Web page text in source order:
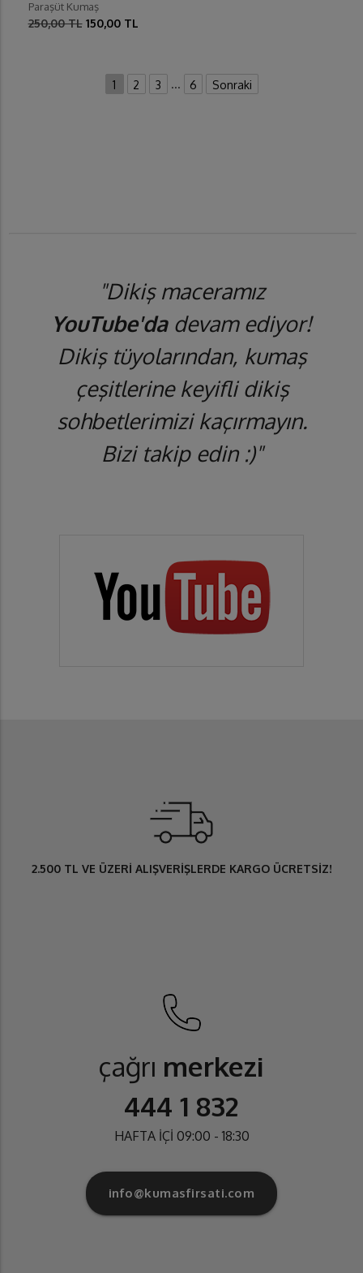
Paraşüt Kumaş
250,00 TL 150,00 TL
1 2 3 ... 6 Sonraki
"Dikiş maceramız
YouTube'dadevam ediyor!
Dikiş tüyolarından, kumaş
çeşitlerine keyifli dikiş
sohbetlerimizi kaçırmayın.
Bizi takip edin :)"
2.500 TL VE ÜZERİ ALIŞVERİŞLERDE KARGO ÜCRETSİZ!
çağrı merkezi
444 1 832
HAFTA İÇİ 09:00 - 18:30
info@kumasfirsati.com